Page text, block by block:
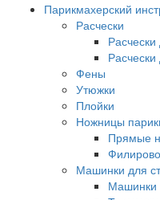
Парикмахерский
Расчески
Фены
Утюжки
Плойки
Ножницы
Прямые
Машинки для
Машинки